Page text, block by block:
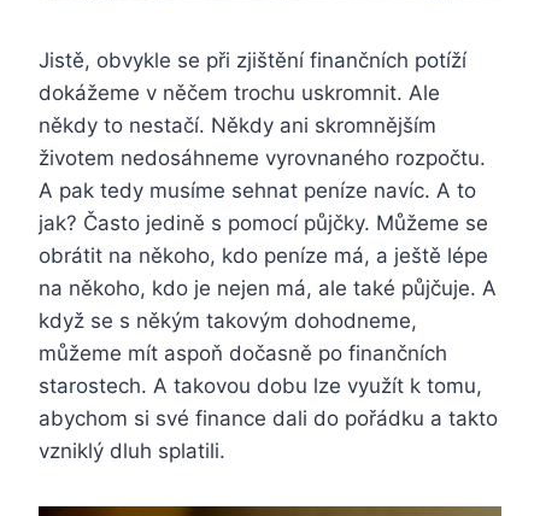
Jistě, obvykle se při zjištění finančních potíží
dokážeme v něčem trochu uskromnit. Ale
někdy to nestačí. Někdy ani skromnějším
životem nedosáhneme vyrovnaného rozpočtu.
A pak tedy musíme sehnat peníze navíc. A to
jak? Často jedině s pomocí půjčky. Můžeme se
obrátit na někoho, kdo peníze má, a ještě lépe
na někoho, kdo je nejen má, ale také půjčuje. A
když se s někým takovým dohodneme,
můžeme mít aspoň dočasně po finančních
starostech. A takovou dobu lze využít k tomu,
abychom si své finance dali do pořádku a takto
vzniklý dluh splatili.